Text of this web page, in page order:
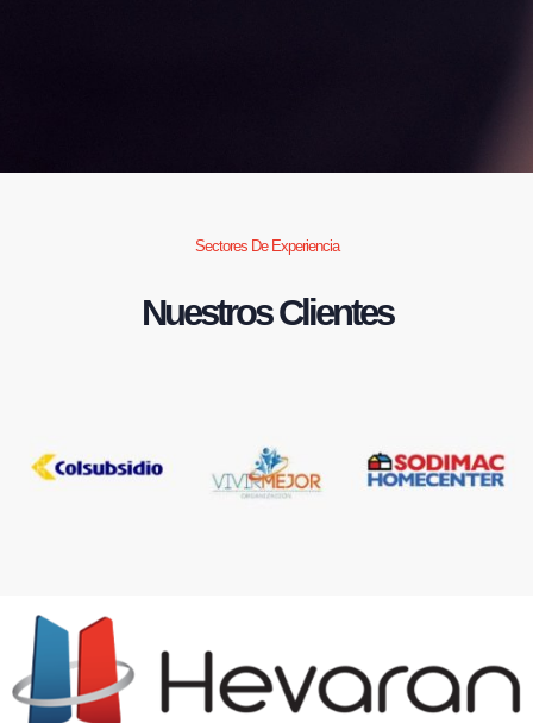
Sectores De Experiencia
Nuestros Clientes